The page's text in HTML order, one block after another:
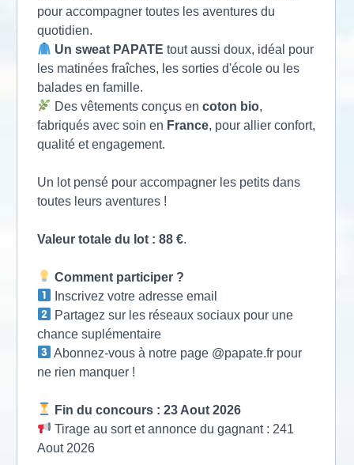
pour accompagner toutes les aventures du
quotidien.
Un sweat PAPATE tout aussi doux, idéal pour
les matinées fraîches, les sorties d'école ou les
balades en famille.
Des vêtements conçus encoton bio,
fabriqués avec soin en France, pour allier confort,
qualité et engagement.
Un lot pensé pour accompagner les petits dans
toutes leurs aventures !
Valeur totale du lot : 88 €.
Comment participer ?
Inscrivez votre adresse email
Partagez sur les réseaux sociaux pour une
chance suplémentaire
Abonnez-vous à notre page @papate.fr pour
ne rien manquer !
Fin du concours : 23 Aout 2026
Tirage au sort et annonce du gagnant : 241
Aout 2026